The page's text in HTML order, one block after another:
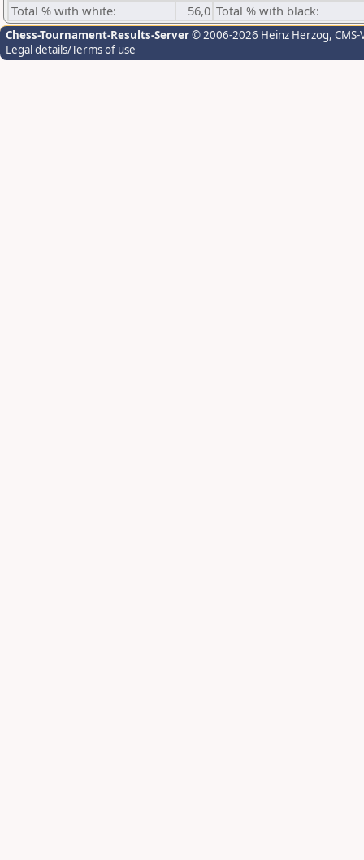
Total % with white:
56,0 Total % with black:
Chess-Tournament-Results-Server© 2006-2026 Heinz Herzog,
Legal details/Terms of use